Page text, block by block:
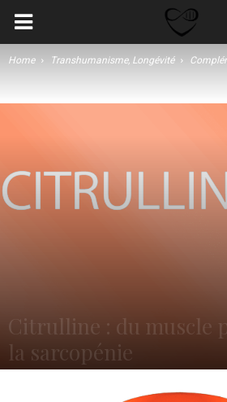
Home Transhumanisme, Longévité
Citrulline : du muscle
la sarcopénie